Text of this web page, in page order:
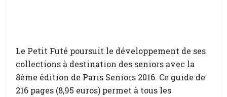
Le Petit Futé poursuit le développement de ses
collections à destination des seniors avec la
8ème édition de Paris Seniors 2016. Ce guide de
216 pages (8,95 euros) permet à tous les